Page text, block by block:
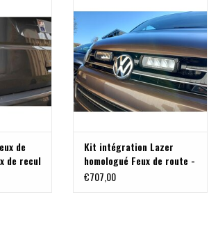
de
de recul
Kit intégration Lazer
homologué Feux de route -
VW T5 (2010+)
€707,00